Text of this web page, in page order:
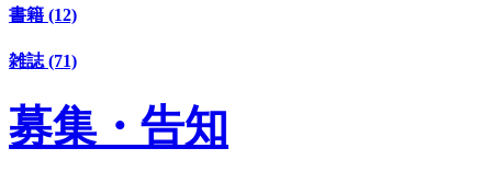
書籍 (12)
雑誌 (71)
募集・告知